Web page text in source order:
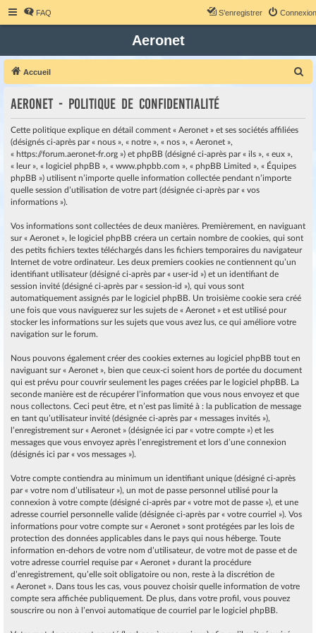
FAQ Connexion
S’enregistrer
Aeronet
Accueil
r
Aeronet - Politique de confidentialité
Cette politique explique en détail comment « Aeronet » et ses sociétés affiliées
(désignés ci-après par « nous », « notre », « nos », « Aeronet »,
« https://forum.aeronet-fr.org ») et phpBB (désigné ci-après par « ils », « eux »,
« leur », « logiciel phpBB », « www.phpbb.com », « phpBB Limited », « Équipes
phpBB ») utilisent n’importe quelle information collectée pendant n’importe
quelle session d’utilisation de votre part (désignée ci-après par « vos
informations »).
Vos informations sont collectées de deux manières. Premièrement, en naviguant
sur « Aeronet », le logiciel phpBB créera un certain nombre de cookies, qui sont
des petits fichiers textes téléchargés dans les fichiers temporaires du navigateur
Internet de votre ordinateur. Les deux premiers cookies ne contiennent qu’un
identifiant utilisateur (désigné ci-après par « user-id ») et un identifiant de
session invité (désigné ci-après par « session-id »), qui vous sont
automatiquement assignés par le logiciel phpBB. Un troisième cookie sera créé
une fois que vous naviguerez sur les sujets de « Aeronet » et est utilisé pour
stocker les informations sur les sujets que vous avez lus, ce qui améliore votre
navigation sur le forum.
Nous pouvons également créer des cookies externes au logiciel phpBB tout en
naviguant sur « Aeronet », bien que ceux-ci soient hors de portée du document
qui est prévu pour couvrir seulement les pages créées par le logiciel phpBB. La
seconde manière est de récupérer l’information que vous nous envoyez et que
nous collectons. Ceci peut être, et n’est pas limité à : la publication de message
en tant qu’utilisateur invité (désignée ci-après par « messages invités »),
l’enregistrement sur « Aeronet » (désignée ici par « votre compte ») et les
messages que vous envoyez après l’enregistrement et lors d’une connexion
(désignés ici par « vos messages »).
Votre compte contiendra au minimum un identifiant unique (désigné ci-après
par « votre nom d’utilisateur »), un mot de passe personnel utilisé pour la
connexion à votre compte (désigné ci-après par « votre mot de passe »), et une
adresse courriel personnelle valide (désignée ci-après par « votre courriel »). Vos
informations pour votre compte sur « Aeronet » sont protégées par les lois de
protection des données applicables dans le pays qui nous héberge. Toute
information en-dehors de votre nom d’utilisateur, de votre mot de passe et de
votre adresse courriel requise par « Aeronet » durant la procédure
d’enregistrement, qu’elle soit obligatoire ou non, reste à la discrétion de
« Aeronet ». Dans tous les cas, vous pouvez choisir quelle information de votre
compte sera affichée publiquement. De plus, dans votre profil, vous pouvez
souscrire ou non à l’envoi automatique de courriel par le logiciel phpBB.